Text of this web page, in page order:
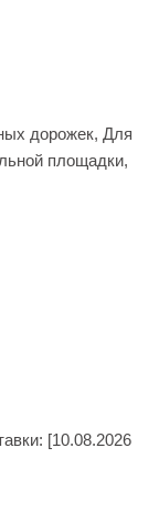
дорожек, Для
площадки,
[10.08.2026